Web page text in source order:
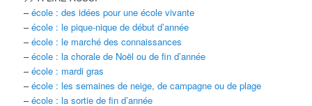
–école : des idées pour une école vivante
–école : le pique-nique de début d’année
–école : le marché des connaissances
–école : la chorale de Noël ou de fin d’année
–école : mardi gras
–école : les semaines de neige, de campagne ou de plage
–école : la sortie de fin d’année